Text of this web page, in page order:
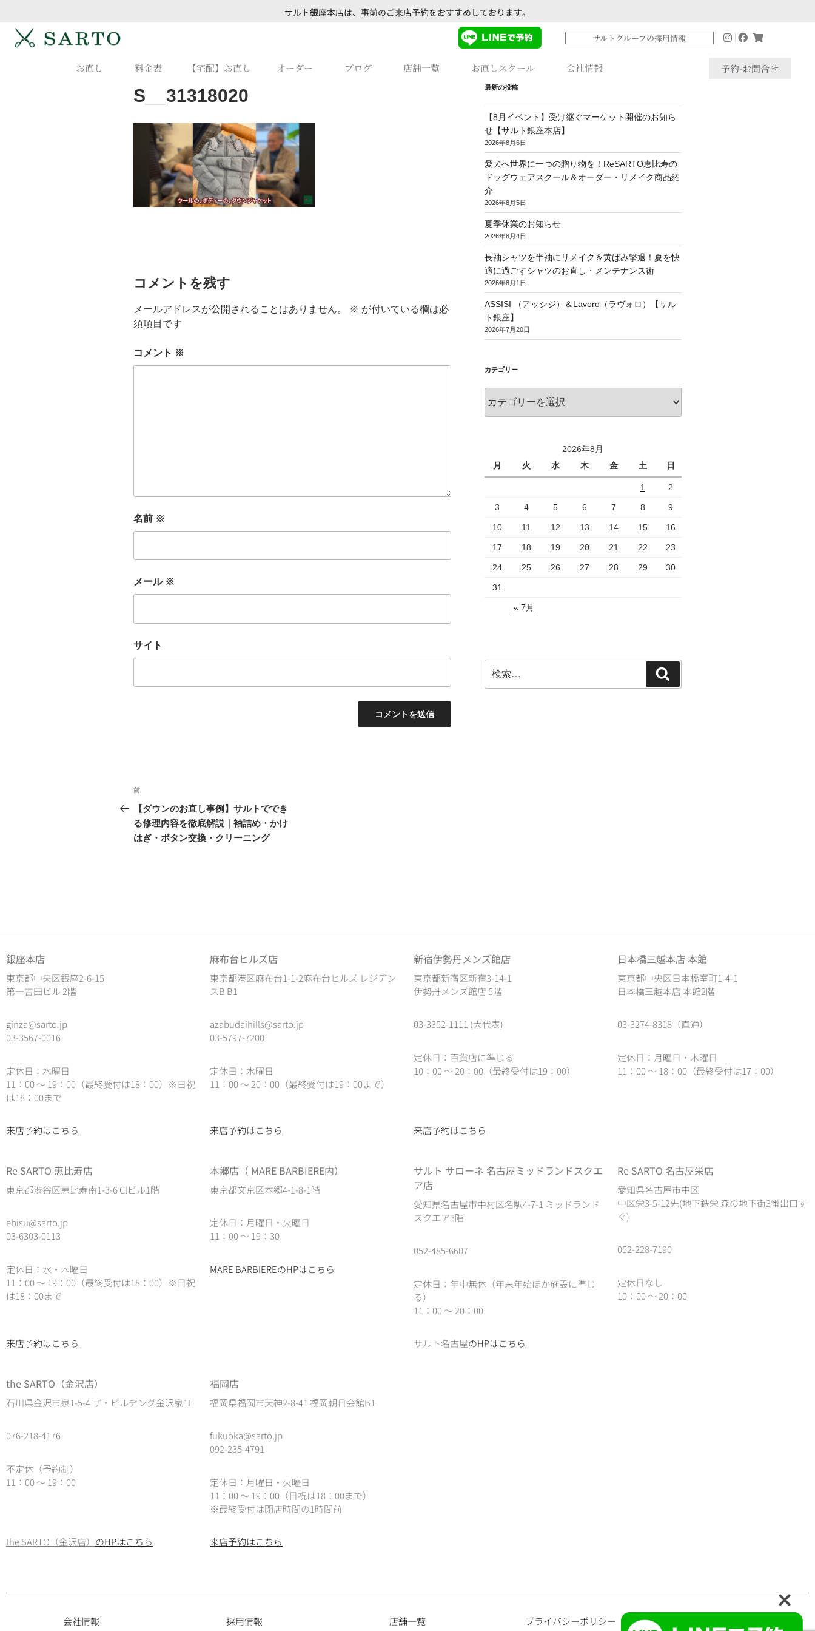
サルト銀座本店は、事前のご来店予約をおすすめしております。
サルトグループの採用情報
お直し 料金表 【宅配】お直し オーダー ブログ 店舗一覧 お直しスクール 会社情報 予約-お問合せ
S__31318020
コメントを残す
メールアドレスが公開されることはありません。 ※ が付いている欄は必
須項目です
コメント ※
名前 ※
メール ※
サイト
前
【ダウンのお直し事例】サルトででき
る修理内容を徹底解説｜袖詰め・かけ
はぎ・ボタン交換・クリーニング
最新の投稿
【8月イベント】受け継ぐマーケット開催のお知ら
せ【サルト銀座本店】
2026年8月6日
愛犬へ世界に一つの贈り物を！ReSARTO恵比寿の
ドッグウェアスクール＆オーダー・リメイク商品紹
介
2026年8月5日
夏季休業のお知らせ
2026年8月4日
長袖シャツを半袖にリメイク＆黄ばみ撃退！夏を快
適に過ごすシャツのお直し・メンテナンス術
2026年8月1日
ASSISI （アッシジ）＆Lavoro（ラヴォロ）【サル
ト銀座】
2026年7月20日
カテゴリー
2026年8月
月
火 水 木 金 土 日
1 2
3 4 5 6 7 8 9
10 11 12 13 14 15 16
17 18 19 20 21 22 23
24 25 26 27 28 29 30
31
« 7月
銀座本店
東京都中央区銀座2-6-15
第一吉田ビル 2階
ginza@sarto.jp
03-3567-0016
定休日：水曜日
11：00 ～ 19：00（最終受付は18：00）※日祝
は18：00まで
麻布台ヒルズ店
東京都港区麻布台1-1-2麻布台ヒルズ レジデン
スB B1
azabudaihills@sarto.jp
03-5797-7200
定休日：水曜日
11：00 ～ 20：00（最終受付は19：00まで）
新宿伊勢丹メンズ館店
東京都新宿区新宿3-14-1
伊勢丹メンズ館店 5階
03-3352-1111 (大代表)
定休日：百貨店に準じる
10：00 ～ 20：00（最終受付は19：00）
日本橋三越本店 本館
東京都中央区日本橋室町1-4-1
日本橋三越本店 本館2階
03-3274-8318（直通）
定休日：月曜日・木曜日
11：00 ～ 18：00（最終受付は17：00）
来店予約はこちら 来店予約はこちら 来店予約はこちら
Re SARTO 恵比寿店
東京都渋谷区恵比寿南1-3-6 Clビル1階
ebisu@sarto.jp
03-6303-0113
定休日：水・木曜日
11：00 ～ 19：00（最終受付は18：00） ※日祝
は18：00まで
本郷店（ MARE BARBIERE内）
東京都文京区本郷4-1-8-1階
定休日：月曜日・火曜日
11：00 ～ 19：30
MARE BARBIEREのHPはこちら
サルト サローネ 名古屋ミッドランドスクエ
ア店
愛知県名古屋市中村区名駅4-7-1 ミッドランド
スクエア3階
052-485-6607
定休日：年中無休（年末年始ほか施設に準じ
る）
11：00 ～ 20：00
Re SARTO 名古屋栄店
愛知県名古屋市中区
中区栄3-5-12先(地下鉄栄 森の地下街3番出口す
ぐ)
052-228-7190
定休日なし
10：00 ～ 20：00
来店予約はこちら サルト名古屋のHPはこちら
the SARTO（金沢店）
石川県金沢市泉1-5-4 ザ・ビルヂング金沢泉1F
076-218-4176
不定休（予約制）
11：00 ～ 19：00
福岡店
福岡県福岡市天神2-8-41 福岡朝日会館B1
fukuoka@sarto.jp
092-235-4791
定休日：月曜日・火曜日
11：00 ～ 19：00（日祝は18：00まで）
※最終受付は閉店時間の1時間前
the SARTO（金沢店） のHPはこちら 来店予約はこちら
会社情報 採用情報 店舗一覧 プライバシーポリシー